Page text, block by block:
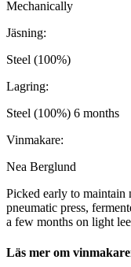
Mechanically
Jäsning:
Steel (100%)
Lagring:
Steel (100%) 6 months
Vinmakare:
Nea Berglund
Picked early to maintain
pneumatic press,
a few months on light
Läs mer om